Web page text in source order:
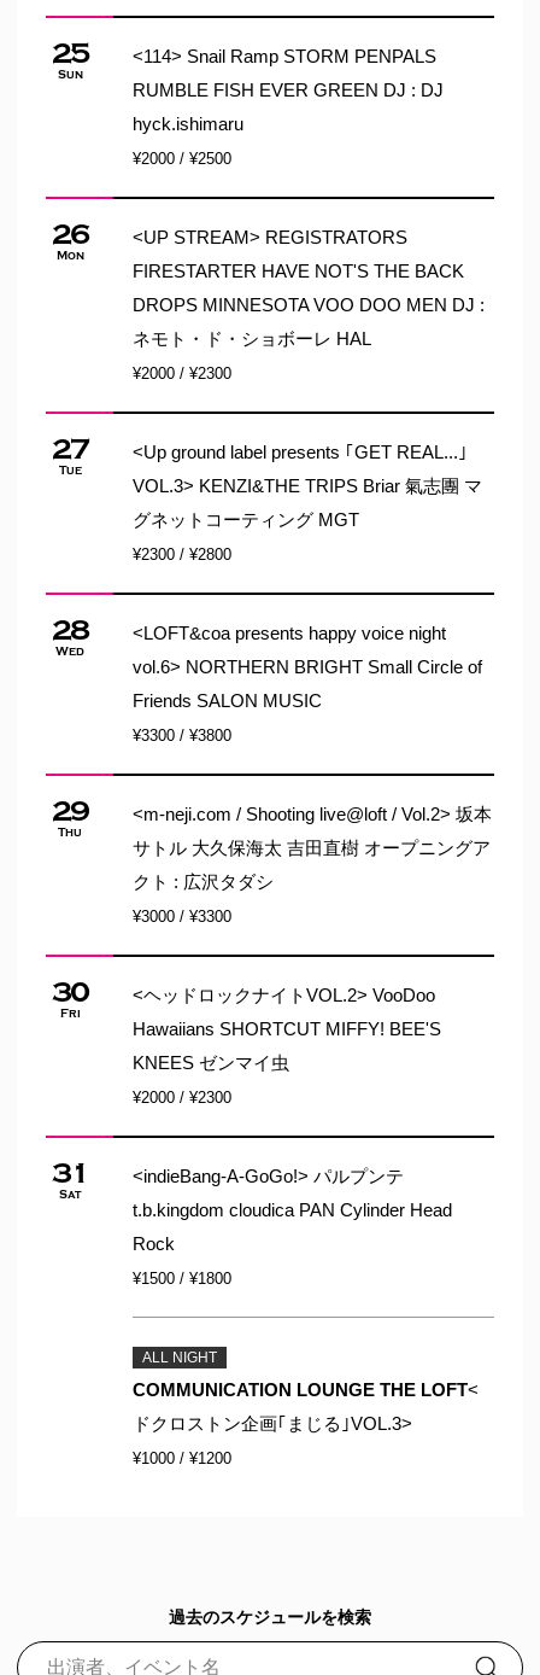
25
Sun
<114> Snail Ramp STORM PENPALS
RUMBLE FISH EVER GREEN DJ : DJ
hyck.ishimaru
¥2000 / ¥2500
26
Mon
<UP STREAM> REGISTRATORS
FIRESTARTER HAVE NOT'S THE BACK
DROPS MINNESOTA VOO DOO MEN DJ :
ネモト・ド・ショボーレ HAL
¥2000 / ¥2300
27
Tue
<Up ground label presents ｢GET REAL...｣
VOL.3> KENZI&THE TRIPS Briar 氣志團 マ
グネットコーティング MGT
¥2300 / ¥2800
28
Wed
<LOFT&coa presents happy voice night
vol.6> NORTHERN BRIGHT Small Circle of
Friends SALON MUSIC
¥3300 / ¥3800
29
Thu
<m-neji.com / Shooting live@loft / Vol.2> 坂本
サトル 大久保海太 吉田直樹 オープニングア
クト : 広沢タダシ
¥3000 / ¥3300
30
Fri
<ヘッドロックナイトVOL.2> VooDoo
Hawaiians SHORTCUT MIFFY! BEE'S
KNEES ゼンマイ虫
¥2000 / ¥2300
31
Sat
<indieBang-A-GoGo!> パルプンテ
t.b.kingdom cloudica PAN Cylinder Head
Rock
¥1500 / ¥1800
ALL NIGHT
COMMUNICATION LOUNGE THE LOFT<
ドクロストン企画｢まじる｣VOL.3>
¥1000 / ¥1200
過去のスケジュールを検索